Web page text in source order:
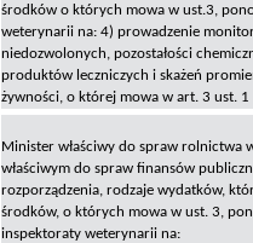
środków o których mowa w ust.3,
weterynarii na: 4) prowadzenie
niedozwolonych, pozostałości
produktów leczniczych i skażeń
żywności, o której mowa w art. 3 ust.
Minister właściwy do spraw rolnictwa
właściwym do spraw finansów
rozporządzenia, rodzaje wydatków,
środków, o których mowa w ust. 3,
inspektoraty weterynarii na: